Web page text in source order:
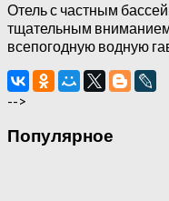
Отель с частным
тщательным вниманием
всепогодную водную
-->
Популярное